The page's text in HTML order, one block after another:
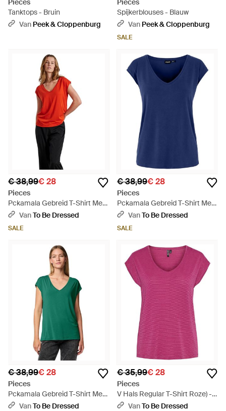
Pieces
Tanktops - Bruin
Van Peek & Cloppenburg
Pieces
Spijkerblouses - Blauw
Van Peek & Cloppenburg
SALE
€ 38,99€ 28
Pieces
Pckamala Gebreid T-Shirt Met
V-Hals Voor (Mandarijn Tango) -
VanTo Be Dressed
SALE
€ 38,99€ 28
Pieces
Pckamala Gebreid T-Shirt Met
V-Hals Voor - Blauw
VanTo Be Dressed
SALE
€ 38,99€ 28
Pieces
Pckamala Gebreid T-Shirt Met
V-Hals Voor (Pepergroen)
VanTo Be Dressed
€ 35,99€ 28
Pieces
V Hals Regular T-Shirt Roze) -
PaarsVanTo Be Dressed